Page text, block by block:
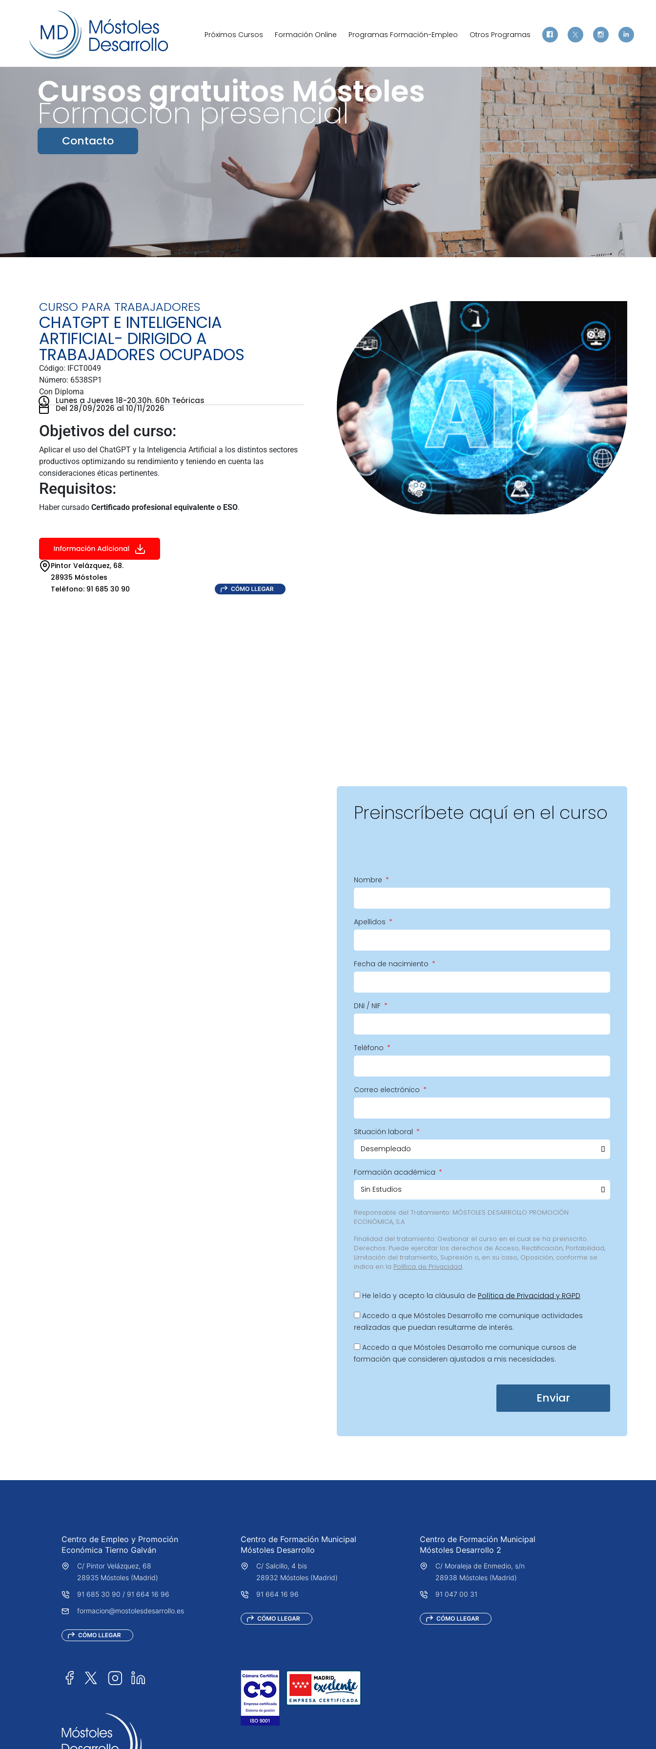
Próximos Cursos Formación Online Programas Formación-Empleo Otros Programas
Cursos gratuitos Móstoles
Formación presencial
Contacto
CURSO PARA TRABAJADORES
CHATGPT E INTELIGENCIA
ARTIFICIAL- DIRIGIDO A
TRABAJADORES OCUPADOS
Código: IFCT0049
Número: 6538SP1
Con Diploma
Del 28/09/2026 al 10/11/2026
Lunes a Jueves 18-20.30h. 60h Teóricas
Objetivos del curso:
Aplicar el uso del ChatGPT y la Inteligencia Artificial a los distintos sectores
productivos optimizando su rendimiento y teniendo en cuenta las
consideraciones éticas pertinentes.
Requisitos:
Haber cursado Certificado profesional equivalente o ESO.
Pintor Velázquez, 68.
28935 Móstoles
Teléfono: 91 685 30 90
Preinscríbete aquí en el curso
Nombre
Apellidos
Fecha de nacimiento
DNI / NIF
Teléfono
Correo electrónico
Situación laboral
Formación académica
Responsable del Tratamiento: MÓSTOLES DESARROLLO PROMOCIÓN
ECONÓMICA, S.A
Finalidad del tratamiento: Gestionar el curso en el cual se ha preinscrito.
Derechos: Puede ejercitar los derechos de Acceso, Rectificación, Portabilidad,
Limitación del tratamiento, Supresión o, en su caso, Oposición, conforme se
indica en la Política de Privacidad.
He leído y acepto la cláusula de Política de Privacidad y RGPD
Accedo a que Móstoles Desarrollo me comunique actividades
realizadas que puedan resultarme de interés.
Accedo a que Móstoles Desarrollo me comunique cursos de
formación que consideren ajustados a mis necesidades.
Enviar
Centro de Empleo y Promoción
Económica Tierno Galván
C/ Pintor Velázquez, 68
28935 Móstoles (Madrid)
91 685 30 90 / 91 664 16 96
formacion@mostolesdesarrollo.es
Centro de Formación Municipal
Móstoles Desarrollo
C/ Salcillo, 4 bis
28932 Móstoles (Madrid)
91 664 16 96
Centro de Formación Municipal
Móstoles Desarrollo 2
C/ Moraleja de Enmedio, s/n
28938 Móstoles (Madrid)
91 047 00 31